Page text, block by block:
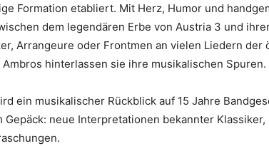
Formation etabliert. Mit Herz, Humor und
dem legendären Erbe von Austria 3 und
Arrangeure oder Frontmen an vielen Liedern
hinterlassen sie ihre musikalischen Spuren.
ein musikalischer Rückblick auf 15 Jahre
Gepäck: neue Interpretationen bekannter